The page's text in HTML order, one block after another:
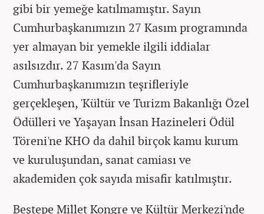
gibi bir yemeğe katılmamıştır. Sayın
Cumhurbaşkanımızın 27 Kasım programında
yer almayan bir yemekle ilgili iddialar
asılsızdır. 27 Kasım'da Sayın
Cumhurbaşkanımızın teşrifleriyle
gerçekleşen, 'Kültür ve Turizm Bakanlığı Özel
Ödülleri ve Yaşayan İnsan Hazineleri Ödül
Töreni'ne KHO da dahil birçok kamu kurum
ve kuruluşundan, sanat camiası ve
akademiden çok sayıda misafir katılmıştır.
Beştepe Millet Kongre ve Kültür Merkezi'nde